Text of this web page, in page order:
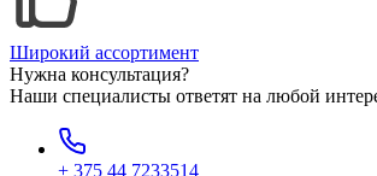
Широкий ассортимент
Нужна консультация?
Наши специалисты ответят на любой
+ 375 44 7233514